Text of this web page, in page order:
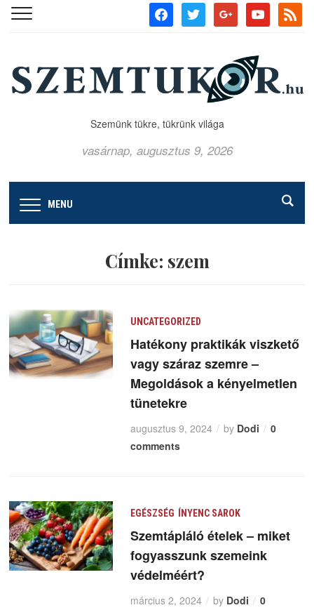
facebooktwitter google youtube rss
Szemünk tükre, tükrünk világa
vasárnap, augusztus 9, 2026
MENU
Címke: szem
UNCATEGORIZED
Hatékony praktikák viszkető
vagy száraz szemre –
Megoldások a kényelmetlen
tünetekre
augusztus 9, 2024 by Dodi
0
comments
EGÉSZSÉG ÍNYENC SAROK
Szemtápláló ételek – miket
fogyasszunk szemeink
védelméért?
március 2, 2024 by Dodi
0